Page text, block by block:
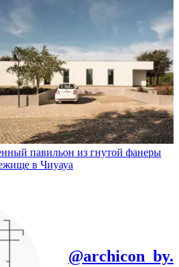
павильон из гнутой фанеры
в Чиуауа
@archicon_by.